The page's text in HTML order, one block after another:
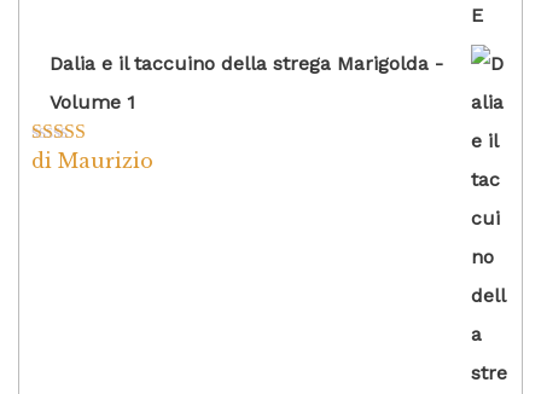
Dalia e il taccuino della strega Marigolda -
Volume 1
Valutato4
di Maurizio